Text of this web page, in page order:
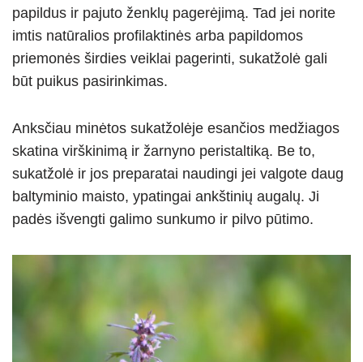
papildus ir pajuto ženklų pagerėjimą. Tad jei norite
imtis natūralios profilaktinės arba papildomos
priemonės širdies veiklai pagerinti, sukatžolė gali
būt puikus pasirinkimas.
Anksčiau minėtos sukatžolėje esančios medžiagos
skatina virškinimą ir žarnyno peristaltiką. Be to,
sukatžolė ir jos preparatai naudingi jei valgote daug
baltyminio maisto, ypatingai ankštinių augalų. Ji
padės išvengti galimo sunkumo ir pilvo pūtimo.